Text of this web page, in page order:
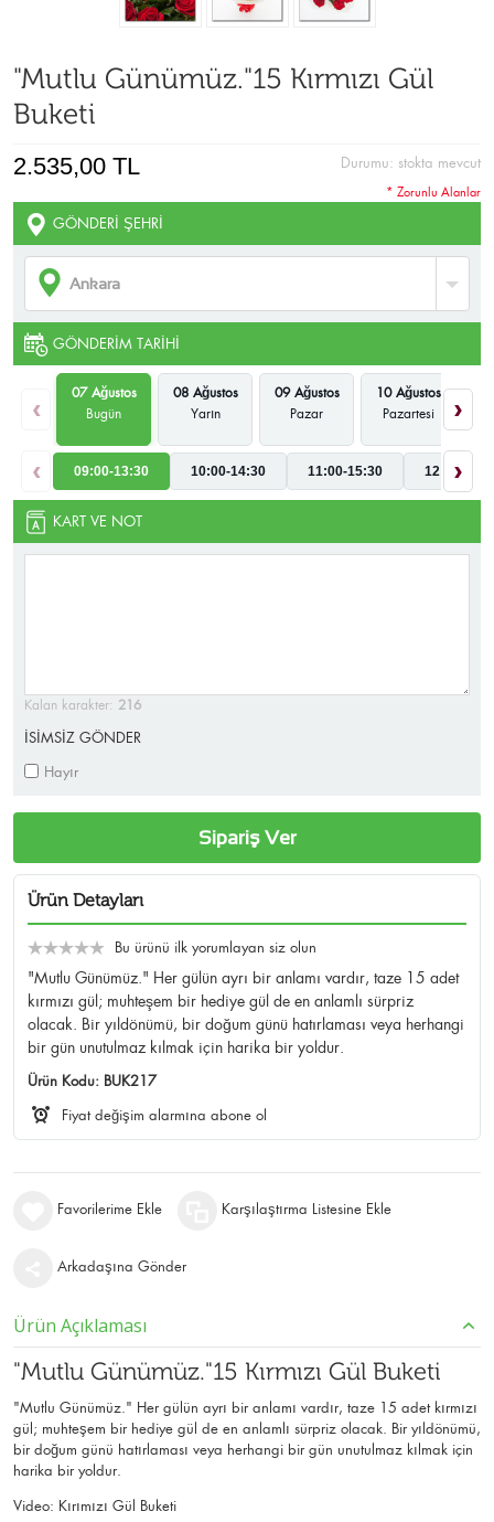
"Mutlu Günümüz."15 Kırmızı Gül
Buketi
Durumu: stokta mevcut
2.535,00 TL
GÖNDERI ŞEHRI
GÖNDERIM TARIHI
‹
07 Ağustos
Bugün
08 Ağustos
Yarın
09 Ağustos
Pazar
10 Ağustos
Pazartesi
›
‹ 09:00-13:30 10:00-14:30 11:00-15:30 12:00-
›
KART VE NOT
Kalan karakter: 216
İSİMSİZ GÖNDER
Hayır
* Zorunlu Alanlar
Sipariş Ver
Ürün Detayları
Bu ürünü ilk yorumlayan siz olun
"Mutlu Günümüz." Her gülün ayrı bir anlamı vardır, taze 15 adet
kırmızı gül; muhteşem bir hediye gül de en anlamlı sürpriz
olacak. Bir yıldönümü, bir doğum günü hatırlaması veya herhangi
bir gün unutulmaz kılmak için harika bir yoldur.
Ürün Kodu: BUK217
Fiyat değişim alarmına abone ol
Favorilerime Ekle Karşılaştırma Listesine Ekle
Arkadaşına Gönder
Ürün Açıklaması
"Mutlu Günümüz."15 Kırmızı Gül Buketi
"Mutlu Günümüz." Her gülün ayrı bir anlamı vardır, taze 15 adet kırmızı
gül; muhteşem bir hediye gül de en anlamlı sürpriz olacak. Bir yıldönümü,
bir doğum günü hatırlaması veya herhangi bir gün unutulmaz kılmak için
harika bir yoldur.
Video: Kırımızı Gül Buketi